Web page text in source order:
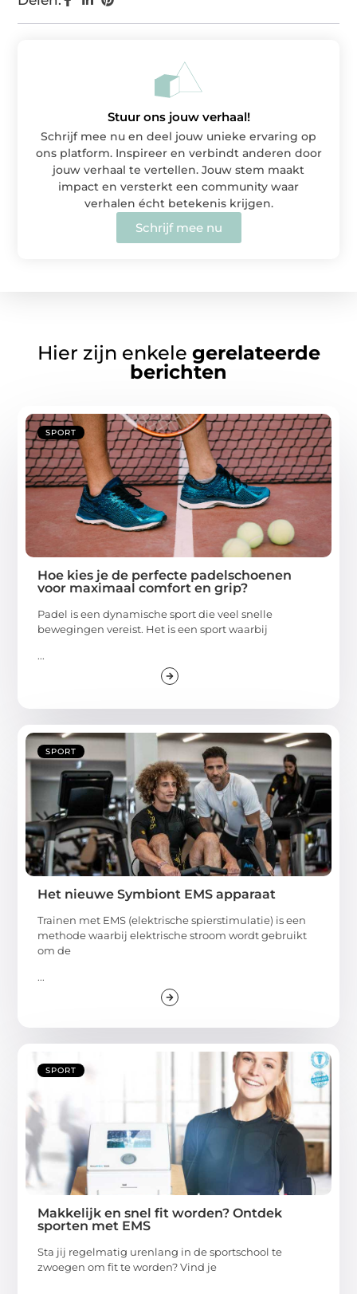
Stuur ons jouw verhaal!
Schrijf mee nu en deel jouw unieke ervaring op
ons platform. Inspireer en verbindt anderen door
jouw verhaal te vertellen. Jouw stem maakt
impact en versterkt een community waar
verhalen écht betekenis krijgen.
Schrijf mee nu
Hier zijn enkele gerelateerde
berichten
SPORT
Hoe kies je de perfecte padelschoenen
voor maximaal comfort en grip?
Padel is een dynamische sport die veel snelle
bewegingen vereist. Het is een sport waarbij
...
SPORT
Het nieuwe Symbiont EMS apparaat
Trainen met EMS (elektrische spierstimulatie) is een
methode waarbij elektrische stroom wordt gebruikt
om de
...
SPORT
Makkelijk en snel fit worden? Ontdek
sporten met EMS
Sta jij regelmatig urenlang in de sportschool te
zwoegen om fit te worden? Vind je